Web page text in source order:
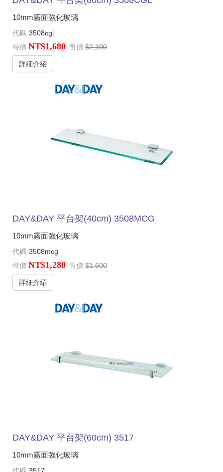
10mm霧面強化玻璃
代碼 3508cgl
特價 NT$1,680 售價 $2,100
詳細介紹
DAY&DAY 平台架(40cm) 3508MCG
10mm霧面強化玻璃
代碼 3508mcg
特價 NT$1,280 售價 $1,600
詳細介紹
DAY&DAY 平台架(60cm) 3517
10mm霧面強化玻璃
代碼 3517